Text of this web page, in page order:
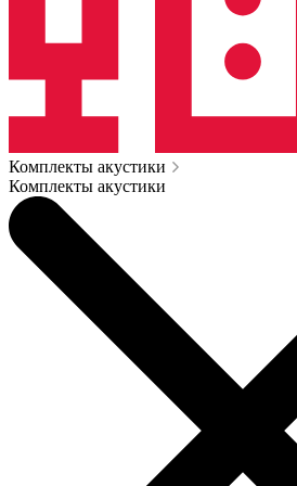
Комплекты акустики
Комплекты акустики